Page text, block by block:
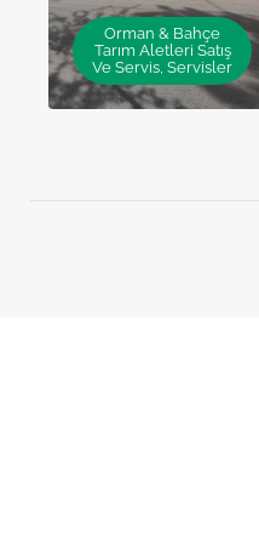
Orman & Bahçe
Tarım Aletleri Satış
Ve Servis, Servisler